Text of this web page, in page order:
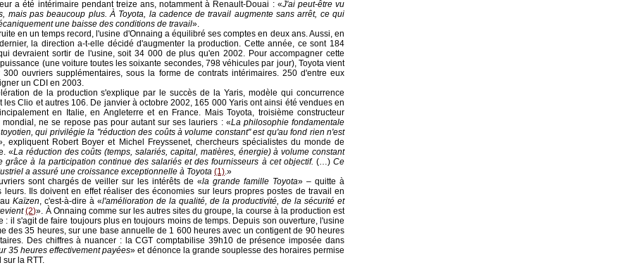
a été intérimaire pendant treize ans, notamment à Renault-Douai : «J'ai peut-être vu
mais pas beaucoup plus. À Toyota, la cadence de travail augmente sans arrêt, ce qui
une baisse des conditions de travail».
en un temps record, l'usine d'Onnaing a équilibré ses comptes en deux ans. Aussi, en
la direction a-t-elle décidé d'augmenter la production. Cette année, ce sont 184
devraient sortir de l'usine, soit 34 000 de plus qu'en 2002. Pour accompagner cette
(une voiture toutes les soixante secondes, 798 véhicules par jour), Toyota vient
300 ouvriers supplémentaires, sous la forme de contrats intérimaires. 250 d'entre eux
un CDI en 2003.
de la production s'explique par le succès de la Yaris, modèle qui concurrence
les Clio et autres 106. De janvier à octobre 2002, 165 000 Yaris ont ainsi été vendues en
en Italie, en Angleterre et en France. Mais Toyota, troisième constructeur
mondial, ne se repose pas pour autant sur ses lauriers : «La philosophie fondamentale
qui privilégie la "réduction des coûts à volume constant" est qu'au fond rien n'est
expliquent Robert Boyer et Michel Freyssenet, chercheurs spécialistes du monde de
«La réduction des coûts (temps, salariés, capital, matières, énergie) à volume constant
grâce à la participation continue des salariés et des fournisseurs à cet objectif. (…) Ce
a assuré une croissance exceptionnelle à Toyota (1).»
sont chargés de veiller sur les intérêts de «la grande famille Toyota» – quitte à
leurs. Ils doivent en effet réaliser des économies sur leurs propres postes de travail en
Kaïzen, c'est-à-dire à «l'amélioration de la qualité, de la productivité, de la sécurité et
(2)». À Onnaing comme sur les autres sites du groupe, la course à la production est
: il s'agit de faire toujours plus en toujours moins de temps. Depuis son ouverture, l'usine
des 35 heures, sur une base annuelle de 1 600 heures avec un contigent de 90 heures
Des chiffres à nuancer : la CGT comptabilise 39h10 de présence imposée dans
35 heures effectivement payées» et dénonce la grande souplesse des horaires permise
sur la RTT.